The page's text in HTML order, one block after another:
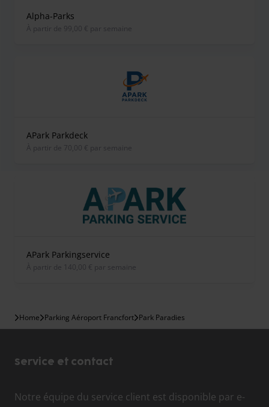
Alpha-Parks
À partir de 99,00 € par semaine
APark Parkdeck
À partir de 70,00 € par semaine
APark Parkingservice
À partir de 140,00 € par semaine
Home Parking Aéroport Francfort Park Paradies
Service et contact
Notre équipe du service client est disponible par e-